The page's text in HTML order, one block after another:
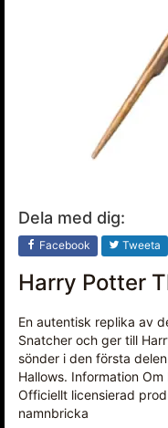
Dela med dig:
Facebook Tweeta
Harry Potter
En autentisk replika av
Snatcher och ger till
sönder i den första
Hallows. Information
Officiellt licensierad
namnbricka